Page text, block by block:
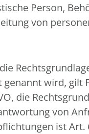
Person,
von
wird, gilt
die
von
ist Art.